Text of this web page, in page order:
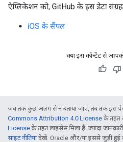
ऐप्लिकेशन को, GitHub के इस डेटा
iOS के सैंपल
क्या इस कॉन्टेंट से
जब तक कुछ अलग से न बताया जाए, तब तक इस पेज
Commons Attribution 4.0 License के तहत
License के तहत लाइसेंस मिला है. ज़्यादा
साइट नीतियांदेखें. Oracle और/या इससे जुड़ी हुई